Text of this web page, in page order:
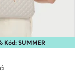
Kód: SUMMER